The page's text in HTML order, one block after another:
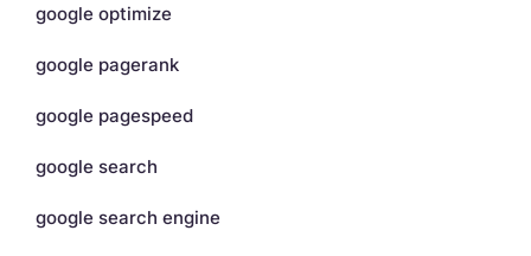
google optimize
google pagerank
google pagespeed
google search
google search engine